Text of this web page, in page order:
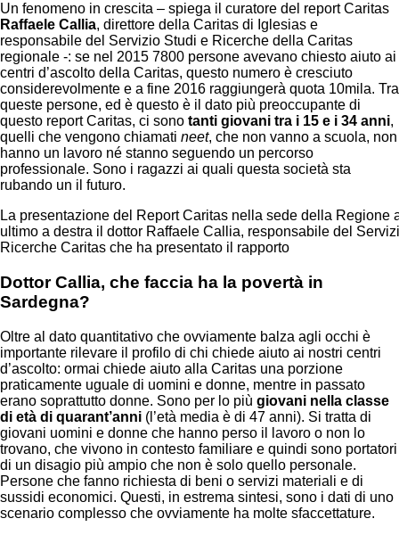
Un fenomeno in crescita – spiega il curatore del report Caritas
Raffaele Callia, direttore della Caritas di Iglesias e
responsabile del Servizio Studi e Ricerche della Caritas
regionale -: se nel 2015 7800 persone avevano chiesto aiuto ai
centri d’ascolto della Caritas, questo numero è cresciuto
considerevolmente e a fine 2016 raggiungerà quota 10mila. Tra
queste persone, ed è questo è il dato più preoccupante di
questo report Caritas, ci sono tanti giovani tra i 15 e i 34 anni,
quelli che vengono chiamati neet, che non vanno a scuola, non
hanno un lavoro né stanno seguendo un percorso
professionale. Sono i ragazzi ai quali questa società sta
rubando un il futuro.
La presentazione del Report Caritas nella sede della Regione
ultimo a destra il dottor Raffaele Callia, responsabile del
Ricerche Caritas che ha presentato il rapporto
Dottor Callia, che faccia ha la povertà in
Sardegna?
Oltre al dato quantitativo che ovviamente balza agli occhi è
importante rilevare il profilo di chi chiede aiuto ai nostri centri
d’ascolto: ormai chiede aiuto alla Caritas una porzione
praticamente uguale di uomini e donne, mentre in passato
erano soprattutto donne. Sono per lo più giovani nella classe
di età di quarant’anni (l’età media è di 47 anni). Si tratta di
giovani uomini e donne che hanno perso il lavoro o non lo
trovano, che vivono in contesto familiare e quindi sono portatori
di un disagio più ampio che non è solo quello personale.
Persone che fanno richiesta di beni o servizi materiali e di
sussidi economici. Questi, in estrema sintesi, sono i dati di uno
scenario complesso che ovviamente ha molte sfaccettature.